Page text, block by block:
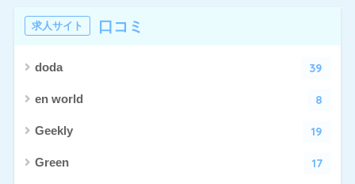
求人サイト 口コミ
doda 39
en world 8
Geekly 19
Green 17